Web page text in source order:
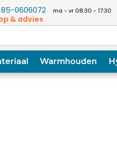
85-0606072 ma - vr 08:30 - 17:30
& advies
Warmhouden